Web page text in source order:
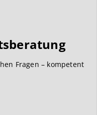
Fragen – kompetent